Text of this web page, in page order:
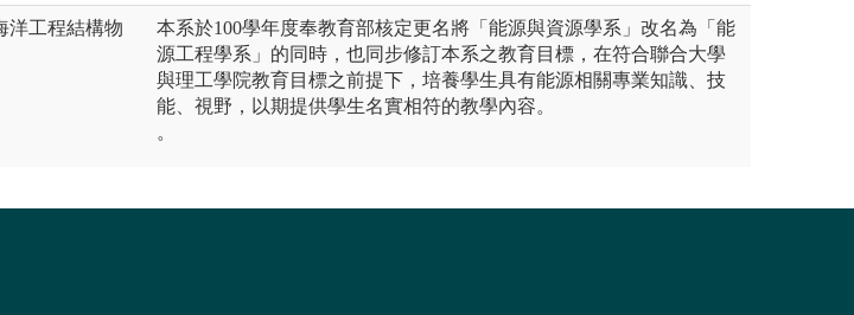
洋工程結構物
本系於100學年度奉教育部核定更名將「能源與資源學系」改名為「能
源工程學系」的同時，也同步修訂本系之教育目標，在符合聯合大學
與理工學院教育目標之前提下，培養學生具有能源相關專業知識、技
能、視野，以期提供學生名實相符的教學內容。
。